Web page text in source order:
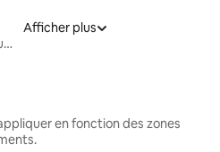
Locations moyenne et longue durée
Afficher plus
en fonction des zones